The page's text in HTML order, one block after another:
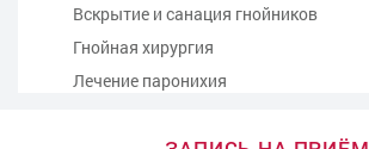
Вскрытие и санация гнойников
Гнойная хирургия
Лечение паронихия